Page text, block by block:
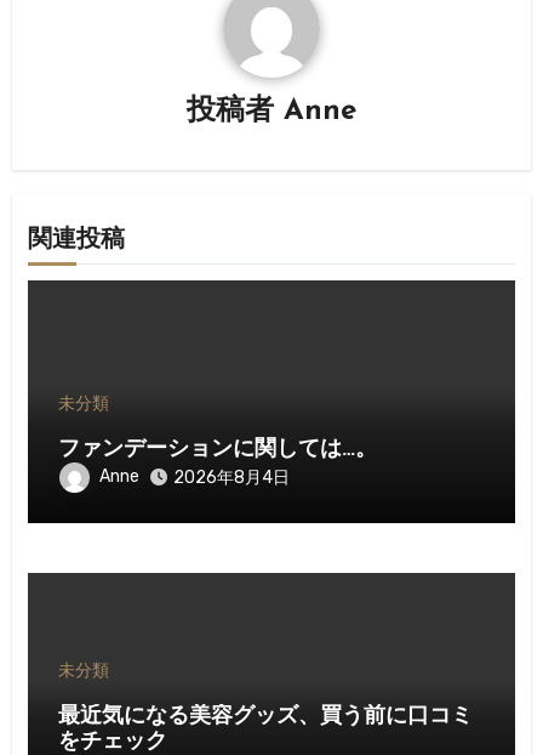
投稿者 Anne
関連投稿
未分類
ファンデーションに関しては…。
Anne 2026年8月4日
未分類
最近気になる美容グッズ、買う前に口コミ
をチェック